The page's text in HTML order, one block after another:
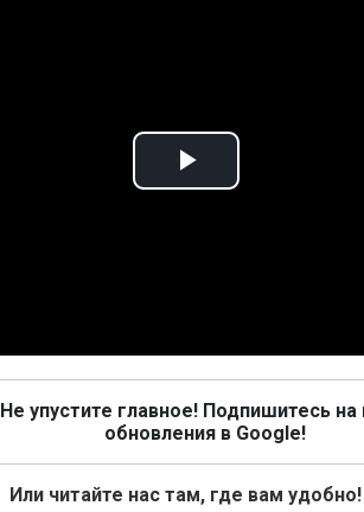
Play
Не упустите главное! Подпишитесь
обновления в Google!
Или читайте нас там, где вам удобно!